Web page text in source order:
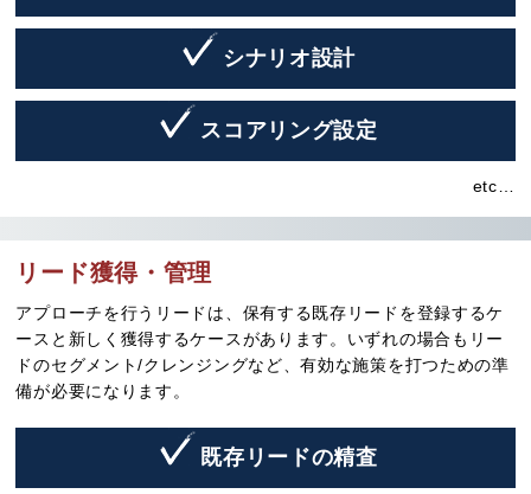
シナリオ設計
スコアリング設定
etc…
リード獲得・管理
アプローチを行うリードは、保有する既存リードを登録するケ
ースと新しく獲得するケースがあります。いずれの場合もリー
ドのセグメント/クレンジングなど、有効な施策を打つための準
備が必要になります。
既存リードの精査